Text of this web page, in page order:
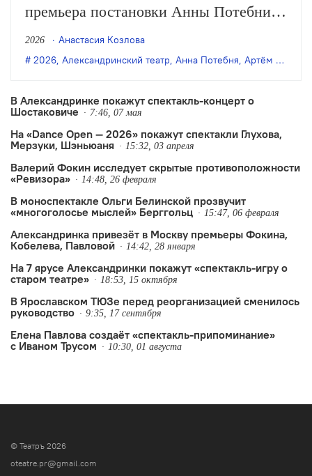
премьера постановки Анны Потебни
«Сентиментальное путешествие».
Оригинальную композицию по
текстов Виктора Шкловского написал
драматург Артём Казюханов.
2026
Анастасия Козлова
2026, Александринский театр, Анна Потебня, Артём Казюханов
В Александринке покажут спектакль-концерт о
Шостаковиче
7:46, 07 мая
На «Dance Open — 2026» покажут спектакли Глухова,
Мерзуки, Шэньюаня
15:32, 03 апреля
Валерий Фокин исследует скрытые противоположности
«Ревизора»
14:48, 26 февраля
В моноспектакле Ольги Белинской прозвучит
«многоголосье мыслей» Берггольц
15:47, 06 февраля
Александринка привезёт в Москву премьеры Фокина,
Кобелева, Павловой
14:42, 28 января
На 7 ярусе Александринки покажут «спектакль-игру о
старом театре»
18:53, 15 октября
В Ярославском ТЮЗе перед реорганизацией сменилось
руководство
9:35, 17 сентября
Елена Павлова создаёт «спектакль-припоминание»
с Иваном Трусом
10:30, 01 августа
© Театръ 2026
oteatre.pr@gmail.com